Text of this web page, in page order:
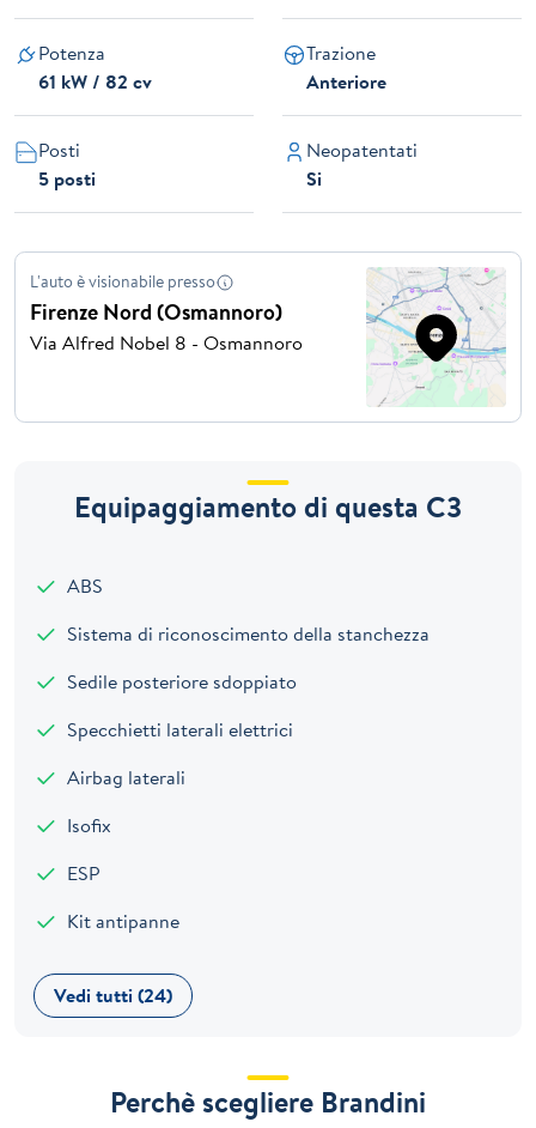
Potenza
61 kW / 82 cv
Trazione
Anteriore
Posti
5 posti
Neopatentati
Si
L'auto è visionabile presso
Firenze Nord (Osmannoro)
Via Alfred Nobel 8 - Osmannoro
Equipaggiamento di questa C3
ABS
Sistema di riconoscimento della stanchezza
Sedile posteriore sdoppiato
Specchietti laterali elettrici
Airbag laterali
Isofix
ESP
Kit antipanne
Vedi tutti (24)
Perchè scegliere Brandini